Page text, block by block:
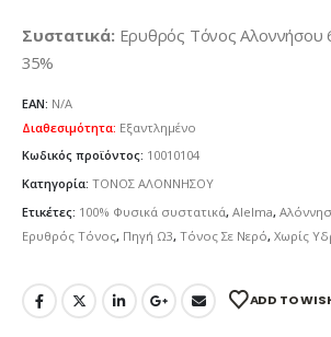
Συστατικά: Ερυθρός Τόνος Αλοννήσου
35%
EAN: N/A
Διαθεσιμότητα: Εξαντλημένο
Κωδικός προϊόντος: 10010104
Κατηγορία: ΤΟΝΟΣ ΑΛΟΝΝΗΣΟΥ
Ετικέτες: 100% Φυσικά συστατικά, Alelma,
Ερυθρός Τόνος, Πηγή Ω3, Τόνος Σε Νερό, Χωρίς
ADD TO